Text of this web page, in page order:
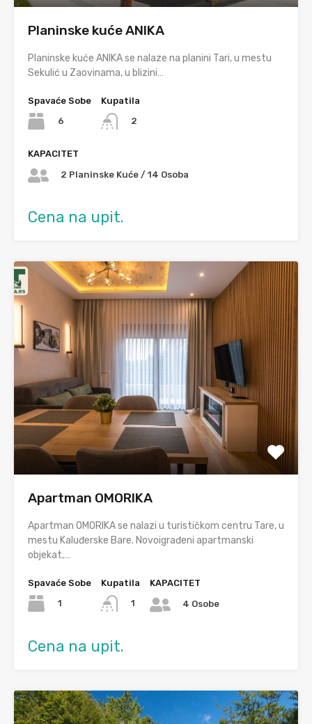
Planinske kuće ANIKA
Planinske kuće ANIKA se nalaze na planini Tari, u mestu
Sekulić u Zaovinama, u blizini…
Spavaće Sobe
6
Kupatila
2
KAPACITET
2 Planinske Kuće / 14 Osoba
Cena na upit.
Apartman OMORIKA
Apartman OMORIKA se nalazi u turističkom centru Tare, u
mestu Kaluđerske Bare. Novoigrađeni apartmanski
objekat,…
Spavaće Sobe
1
Kupatila
1
KAPACITET
4 Osobe
Cena na upit.